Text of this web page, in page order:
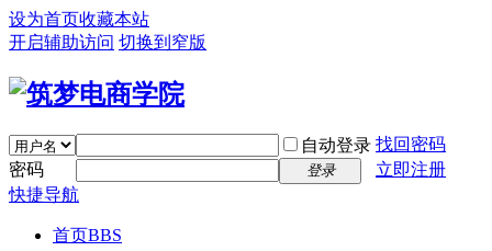
设为首页收藏本站
开启辅助访问 切换到窄版
自动登录 找回密码
密码
登录
立即注册
快捷导航
首页BBS